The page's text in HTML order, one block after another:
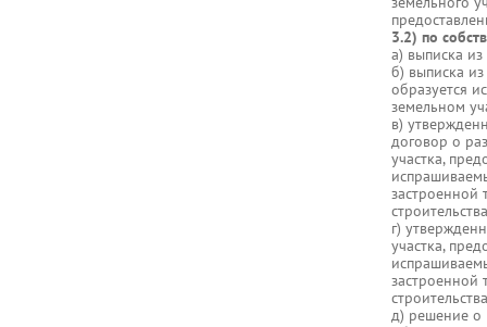
3.2) по
а) выписка
б) выписка
образуется
земельном
в)
договор о
участка,
застроенной
г)
участка,
застроенной
д) решение о